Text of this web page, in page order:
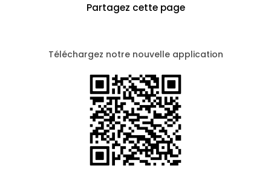
Partagez cette page
Téléchargez notre nouvelle application